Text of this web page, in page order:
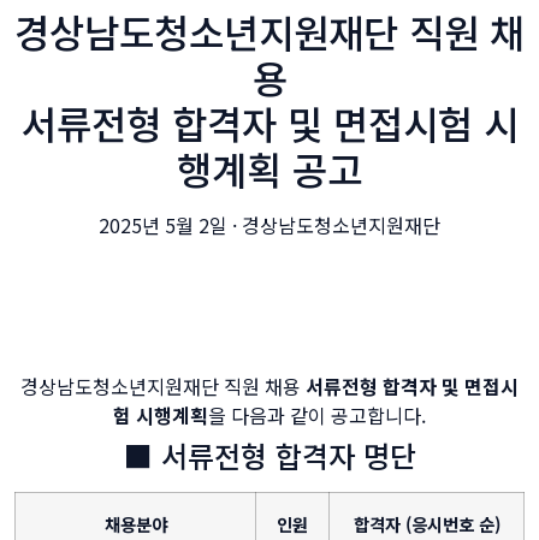
경상남도청소년지원재단 직원 채
용
서류전형 합격자 및 면접시험 시
행계획 공고
2025년 5월 2일 · 경상남도청소년지원재단
경상남도청소년지원재단 직원 채용 서류전형 합격자 및 면접시
험 시행계획을 다음과 같이 공고합니다.
■ 서류전형 합격자 명단
채용분야 인원 합격자 (응시번호 순)